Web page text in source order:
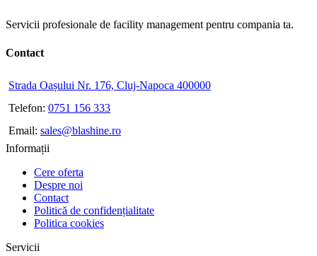
Servicii profesionale de facility management pentru compania ta.
Contact
Strada Oașului Nr. 176, Cluj-Napoca 400000
Telefon: 0751 156 333
Email: sales@blashine.ro
Informații
Cere oferta
Despre noi
Contact
Politică de confidențialitate
Politica cookies
Servicii